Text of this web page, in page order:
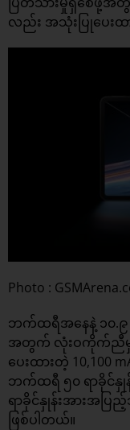
လည်း အသုံးပြုပေးထ
Photo :
ဘက်ထရီအနေနဲ့ ၁
အတွက် လုံးဝကိုက်ညီမှုရှိ
ပေးထားတဲ့ 10,100
ဘက်ထရီ ၅၀ ရာခိုင်နှု
ရာခိုင်နှုန်းအားအပြည့်
ဖြစ်ပါတယ်။